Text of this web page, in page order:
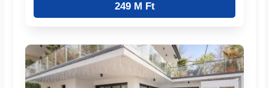
249 M Ft